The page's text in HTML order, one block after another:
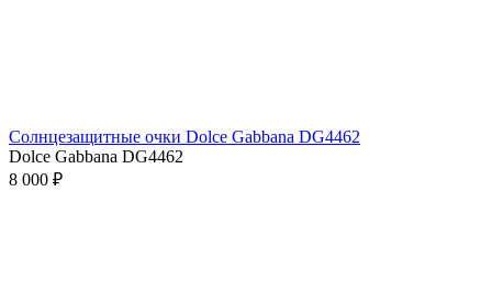
Солнцезащитные очки Dolce Gabbana DG4462
Dolce Gabbana DG4462
8 000 ₽